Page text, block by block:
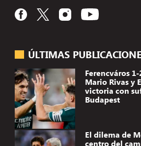
ÚLTIMAS
Ferencváros
Mario Rivas y
victoria con
Budapest
El dilema de
centro del